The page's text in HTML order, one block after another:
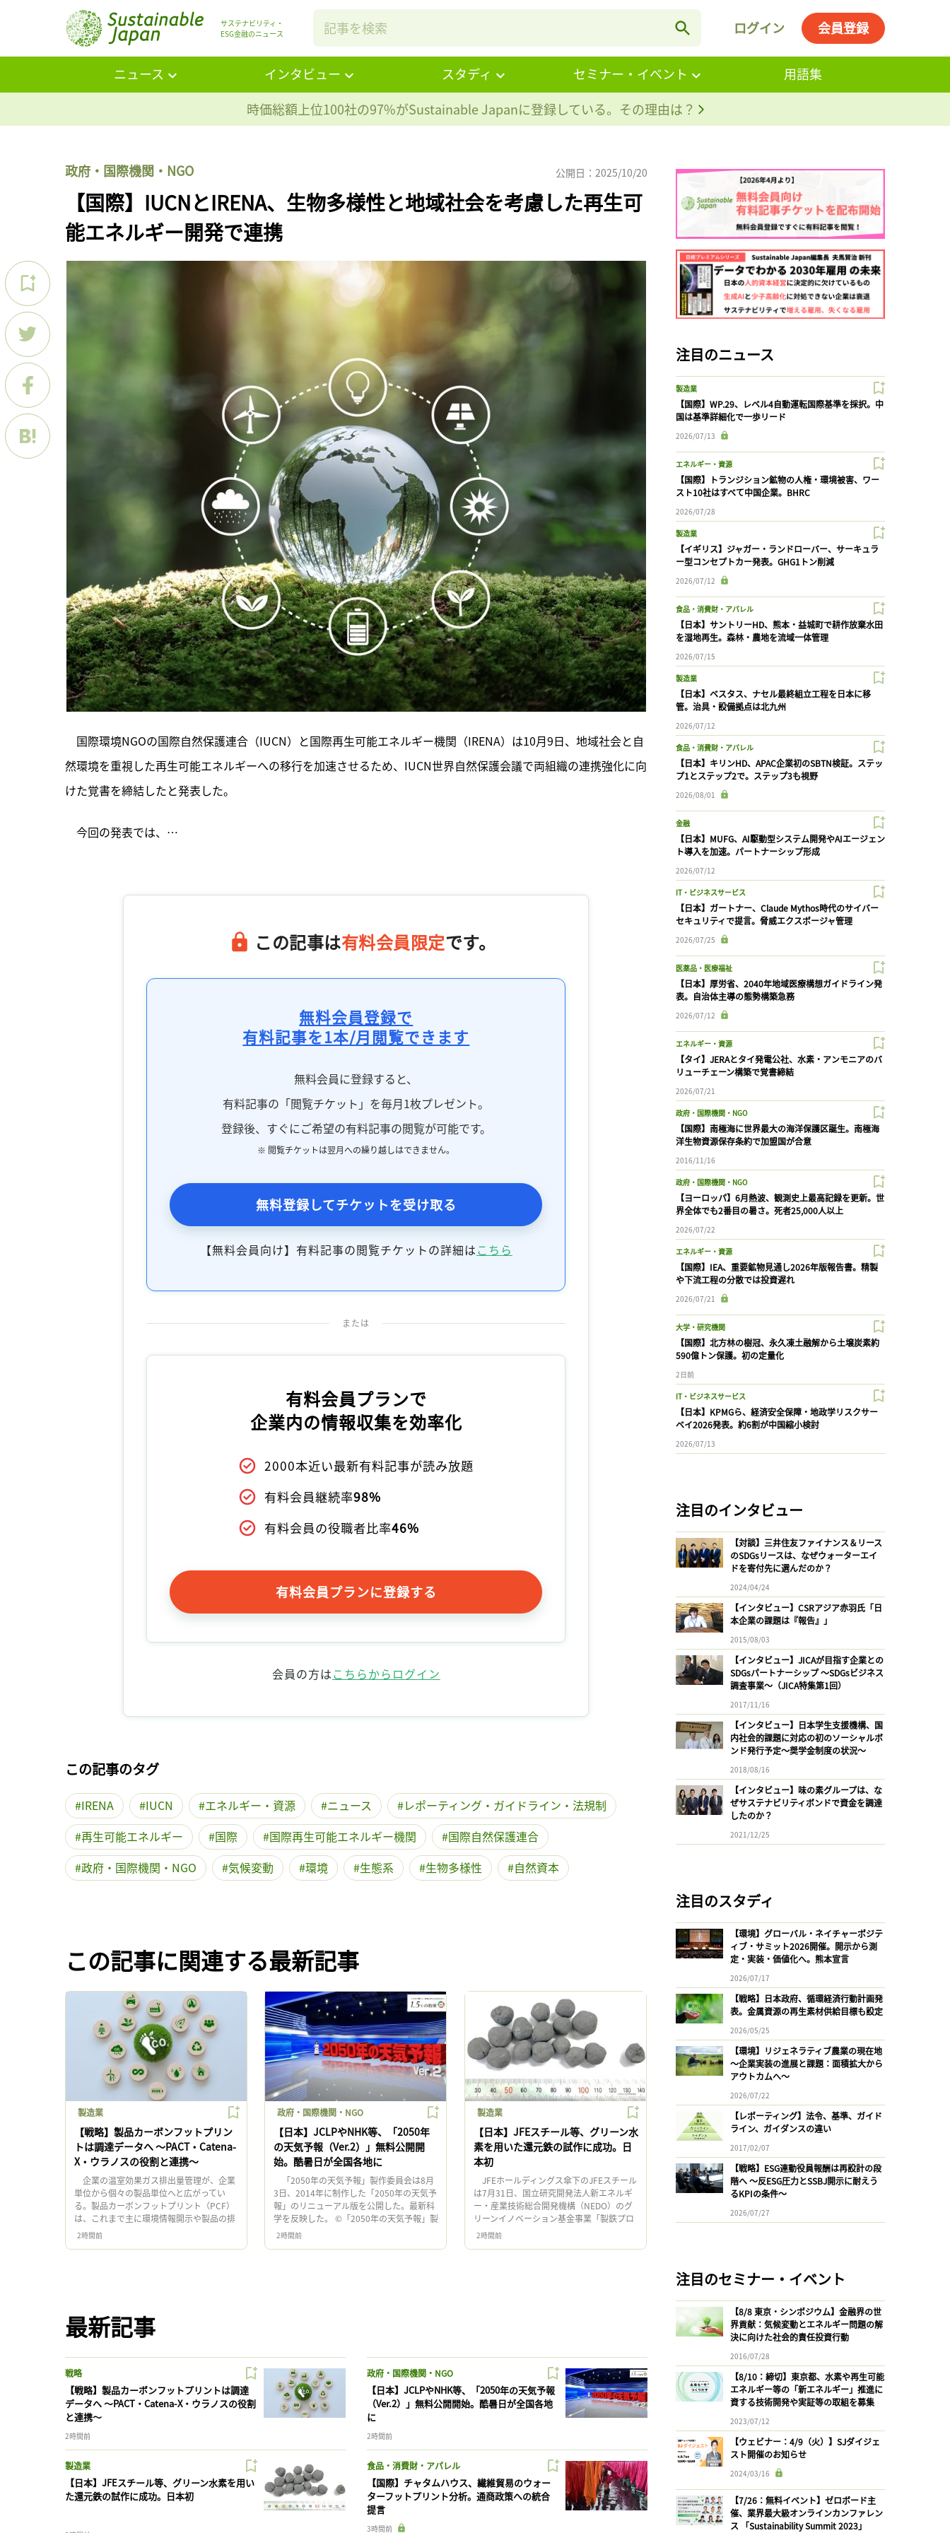
サステナビリティ・
ESG金融のニュース
ログイン 会員登録
ニュース インタビュー スタディ セミナー・イベント
用語集
時価総額上位100社の97%がSustainable Japanに登録している。その理由は？
政府・国際機関・NGO 公開日：2025/10/20
【国際】IUCNとIRENA、生物多様性と地域社会を考慮した再生可
能エネルギー開発で連携
国際環境NGOの国際自然保護連合（IUCN）と国際再生可能エネルギー機関（IRENA）は10月9日、地域社会と自
然環境を重視した再生可能エネルギーへの移行を加速させるため、IUCN世界自然保護会議で両組織の連携強化に向
けた覚書を締結したと発表した。
今回の発表では、…
この記事は有料会員限定です。
無料会員登録で
有料記事を1本/月閲覧できます
無料会員に登録すると、
有料記事の「閲覧チケット」を毎月1枚プレゼント。
登録後、すぐにご希望の有料記事の閲覧が可能です。
※ 閲覧チケットは翌月への繰り越しはできません。
無料登録してチケットを受け取る
【無料会員向け】有料記事の閲覧チケットの詳細はこちら
または
有料会員プランで
企業内の情報収集を効率化
2000本近い最新有料記事が読み放題
有料会員継続率98%
有料会員の役職者比率46%
有料会員プランに登録する
会員の方はこちらからログイン
この記事のタグ
IRENA IUCN エネルギー・資源 ニュース
レポーティング・ガイドライン・法規制
再生可能エネルギー
国際 国際再生可能エネルギー機関
国際自然保護連合
政府・国際機関・NGO
気候変動 環境 生態系 生物多様性 自然資本
この記事に関連する最新記事
製造業
【戦略】製品カーボンフットプリン
トは調達データへ 〜PACT・Catena-
X・ウラノスの役割と連携〜
企業の温室効果ガス排出量管理が、企業
単位から個々の製品単位へと広がってい
る。製品カーボンフットプリント（PCF）
は、これまで主に環境情報開示や製品の排
出量算定に用いられてきた。しかし現在、
2時間前
政府・国際機関・NGO
【日本】JCLPやNHK等、「2050年
の天気予報（Ver.2）」無料公開開
始。酷暑日が全国各地に
「2050年の天気予報」製作委員会は8月
3日、2014年に制作した「2050年の天気予
報」のリニューアル版を公開した。最新科
学を反映した。 ©「2050年の天気予報」製
作委員会 「2050年の天気予報」製作委
2時間前
製造業
【日本】JFEスチール等、グリーン水
素を用いた還元鉄の試作に成功。日
本初
JFEホールディングス傘下のJFEスチール
は7月31日、国立研究開発法人新エネルギ
ー・産業技術総合開発機構（NEDO）のグ
リーンイノベーション基金事業「製鉄プロ
セスにおける水素活用」プロジェクトの
2時間前
最新記事
戦略
【戦略】製品カーボンフットプリントは調達
データへ 〜PACT・Catena-X・ウラノスの役割
と連携〜
2時間前
政府・国際機関・NGO
【日本】JCLPやNHK等、「2050年の天気予報
（Ver.2）」無料公開開始。酷暑日が全国各地
に
2時間前
製造業
【日本】JFEスチール等、グリーン水素を用い
た還元鉄の試作に成功。日本初
食品・消費財・アパレル
【国際】チャタムハウス、繊維貿易のウォー
ターフットプリント分析。通商政策への統合
提言
3時間前
注目のニュース
製造業
【国際】WP.29、レベル4自動運転国際基準を採択。中
国は基準詳細化で一歩リード
2026/07/13
エネルギー・資源
【国際】トランジション鉱物の人権・環境被害、ワー
スト10社はすべて中国企業。BHRC
2026/07/28
製造業
【イギリス】ジャガー・ランドローバー、サーキュラ
ー型コンセプトカー発表。GHG1トン削減
2026/07/12
食品・消費財・アパレル
【日本】サントリーHD、熊本・益城町で耕作放棄水田
を湿地再生。森林・農地を流域一体管理
2026/07/15
製造業
【日本】ベスタス、ナセル最終組立工程を日本に移
管。治具・設備拠点は北九州
2026/07/12
食品・消費財・アパレル
【日本】キリンHD、APAC企業初のSBTN検証。ステッ
プ1とステップ2で。ステップ3も視野
2026/08/01
金融
【日本】MUFG、AI駆動型システム開発やAIエージェン
ト導入を加速。パートナーシップ形成
2026/07/12
IT・ビジネスサービス
【日本】ガートナー、Claude Mythos時代のサイバー
セキュリティで提言。脅威エクスポージャ管理
2026/07/25
医薬品・医療福祉
【日本】厚労省、2040年地域医療構想ガイドライン発
表。自治体主導の態勢構築急務
2026/07/12
エネルギー・資源
【タイ】JERAとタイ発電公社、水素・アンモニアのバ
リューチェーン構築で覚書締結
2026/07/21
政府・国際機関・NGO
【国際】南極海に世界最大の海洋保護区誕生。南極海
洋生物資源保存条約で加盟国が合意
2016/11/16
政府・国際機関・NGO
【ヨーロッパ】6月熱波、観測史上最高記録を更新。世
界全体でも2番目の暑さ。死者25,000人以上
2026/07/22
エネルギー・資源
【国際】IEA、重要鉱物見通し2026年版報告書。精製
や下流工程の分散では投資遅れ
2026/07/21
大学・研究機関
【国際】北方林の樹冠、永久凍土融解から土壌炭素約
590億トン保護。初の定量化
2日前
IT・ビジネスサービス
【日本】KPMGら、経済安全保障・地政学リスクサー
ベイ2026発表。約6割が中国縮小検討
2026/07/13
注目のインタビュー
【対談】三井住友ファイナンス＆リース
のSDGsリースは、なぜウォーターエイ
ドを寄付先に選んだのか？
2024/04/24
【インタビュー】CSRアジア赤羽氏「日
本企業の課題は『報告』」
2015/08/03
【インタビュー】JICAが目指す企業との
SDGsパートナーシップ 〜SDGsビジネス
調査事業〜（JICA特集第1回）
2017/11/16
【インタビュー】日本学生支援機構、国
内社会的課題に対応の初のソーシャルボ
ンド発行予定〜奨学金制度の状況〜
2018/08/16
【インタビュー】味の素グループは、な
ぜサステナビリティボンドで資金を調達
したのか？
2021/12/25
注目のスタディ
【環境】グローバル・ネイチャーポジテ
ィブ・サミット2026開催。開示から測
定・実装・価値化へ。熊本宣言
2026/07/17
【戦略】日本政府、循環経済行動計画発
表。金属資源の再生素材供給目標も設定
2026/05/25
【環境】リジェネラティブ農業の現在地
〜企業実装の進展と課題：面積拡大から
アウトカムへ〜
2026/07/22
【レポーティング】法令、基準、ガイド
ライン、ガイダンスの違い
2017/02/07
【戦略】ESG連動役員報酬は再設計の段
階へ 〜反ESG圧力とSSBJ開示に耐えう
るKPIの条件〜
2026/07/27
注目のセミナー・イベント
【8/8 東京・シンポジウム】金融界の世
界貢献：気候変動とエネルギー問題の解
決に向けた社会的責任投資行動
2016/07/28
【8/10：締切】東京都、水素や再生可能
エネルギー等の「新エネルギー」推進に
資する技術開発や実証等の取組を募集
2023/07/12
【ウェビナー：4/9（火）】SJダイジェ
スト開催のお知らせ
2024/03/16
【7/26：無料イベント】ゼロボード主
催、業界最大級オンラインカンファレン
ス 「Sustainability Summit 2023」
記事をお気に入りに保存するには
ログインが必要です